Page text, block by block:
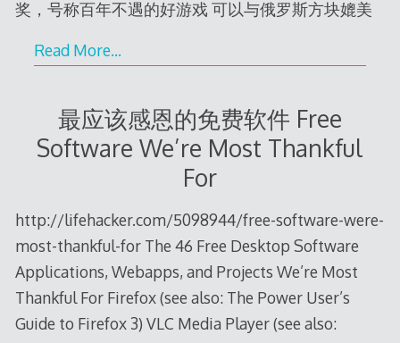
奖，号称百年不遇的好游戏 可以与俄罗斯方块媲美
Read More…
最应该感恩的免费软件 Free
Software We’re Most Thankful
For
http://lifehacker.com/5098944/free-software-were-
most-thankful-for The 46 Free Desktop Software
Applications, Webapps, and Projects We’re Most
Thankful For Firefox (see also: The Power User’s
Guide to Firefox 3) VLC Media Player (see also: